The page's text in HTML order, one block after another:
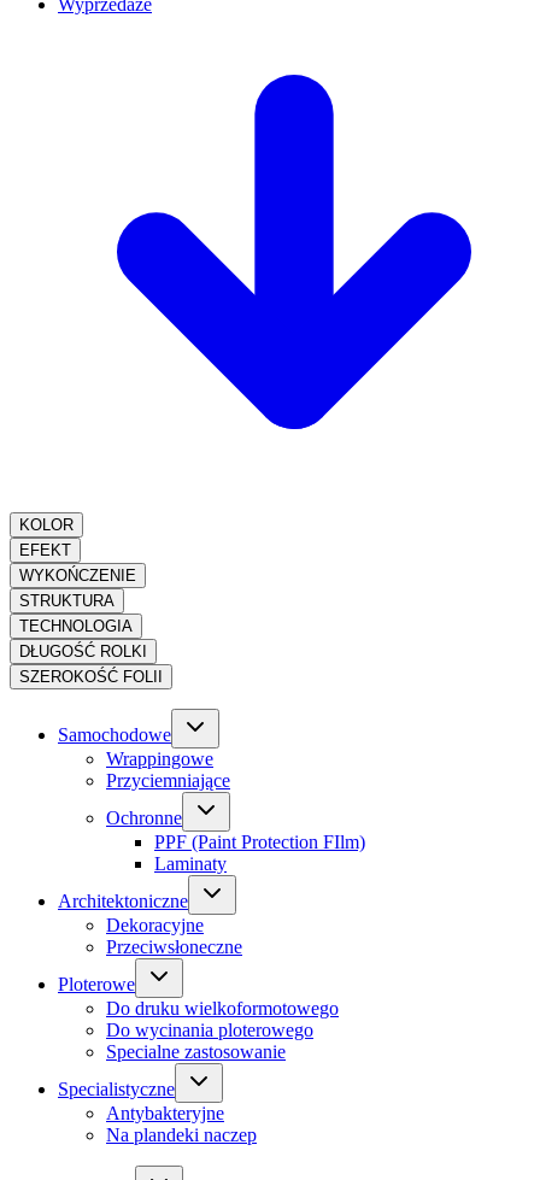
Wyprzedaże
KOLOR
EFEKT
WYKOŃCZENIE
STRUKTURA
TECHNOLOGIA
DŁUGOŚĆ ROLKI
SZEROKOŚĆ FOLII
Samochodowe
Wrappingowe
Przyciemniające
Ochronne
PPF (Paint Protection FIlm)
Laminaty
Architektoniczne
Dekoracyjne
Przeciwsłoneczne
Ploterowe
Do druku wielkoformotowego
Do wycinania ploterowego
Specialne zastosowanie
Specialistyczne
Antybakteryjne
Na plandeki naczep